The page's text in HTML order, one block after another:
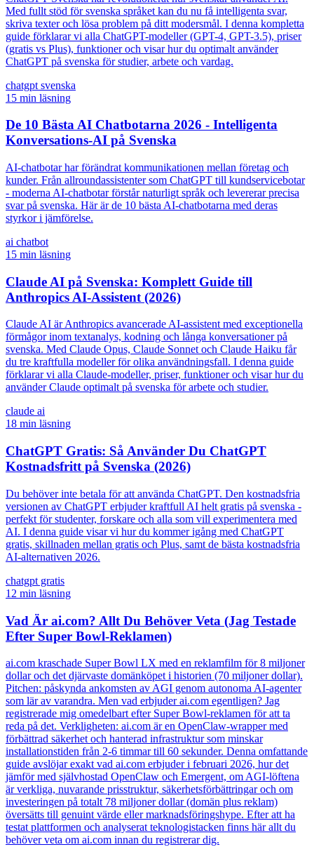
Med fullt stöd för svenska språket kan du nu få intelligenta svar,
skriva texter och lösa problem på ditt modersmål. I denna kompletta
guide förklarar vi alla ChatGPT-modeller (GPT-4, GPT-3.5), priser
(gratis vs Plus), funktioner och visar hur du optimalt använder
ChatGPT på svenska för studier, arbete och vardag.
chatgpt svenska
15 min läsning
De 10 Bästa AI Chatbotarna 2026 - Intelligenta
Konversations-AI på Svenska
AI-chatbotar har förändrat kommunikationen mellan företag och
kunder. Från allroundassistenter som ChatGPT till kundservicebotar
- moderna AI-chatbotar förstår naturligt språk och levererar precisa
svar på svenska. Här är de 10 bästa AI-chatbotarna med deras
styrkor i jämförelse.
ai chatbot
15 min läsning
Claude AI på Svenska: Komplett Guide till
Anthropics AI-Assistent (2026)
Claude AI är Anthropics avancerade AI-assistent med exceptionella
förmågor inom textanalys, kodning och långa konversationer på
svenska. Med Claude Opus, Claude Sonnet och Claude Haiku får
du tre kraftfulla modeller för olika användningsfall. I denna guide
förklarar vi alla Claude-modeller, priser, funktioner och visar hur du
använder Claude optimalt på svenska för arbete och studier.
claude ai
18 min läsning
ChatGPT Gratis: Så Använder Du ChatGPT
Kostnadsfritt på Svenska (2026)
Du behöver inte betala för att använda ChatGPT. Den kostnadsfria
versionen av ChatGPT erbjuder kraftfull AI helt gratis på svenska -
perfekt för studenter, forskare och alla som vill experimentera med
AI. I denna guide visar vi hur du kommer igång med ChatGPT
gratis, skillnaden mellan gratis och Plus, samt de bästa kostnadsfria
AI-alternativen 2026.
chatgpt gratis
12 min läsning
Vad Är ai.com? Allt Du Behöver Veta (Jag Testade
Efter Super Bowl-Reklamen)
ai.com kraschade Super Bowl LX med en reklamfilm för 8 miljoner
dollar och det djärvaste domänköpet i historien (70 miljoner dollar).
Pitchen: påskynda ankomsten av AGI genom autonoma AI-agenter
som lär av varandra. Men vad erbjuder ai.com egentligen? Jag
registrerade mig omedelbart efter Super Bowl-reklamen för att ta
reda på det. Verkligheten: ai.com är en OpenClaw-wrapper med
förbättrad säkerhet och hanterad infrastruktur som minskar
installationstiden från 2-6 timmar till 60 sekunder. Denna omfattande
guide avslöjar exakt vad ai.com erbjuder i februari 2026, hur det
jämför med självhostad OpenClaw och Emergent, om AGI-löftena
är verkliga, nuvarande prisstruktur, säkerhetsförbättringar och om
investeringen på totalt 78 miljoner dollar (domän plus reklam)
översätts till genuint värde eller marknadsföringshype. Efter att ha
testat plattformen och analyserat teknologistacken finns här allt du
behöver veta om ai.com innan du registrerar dig.